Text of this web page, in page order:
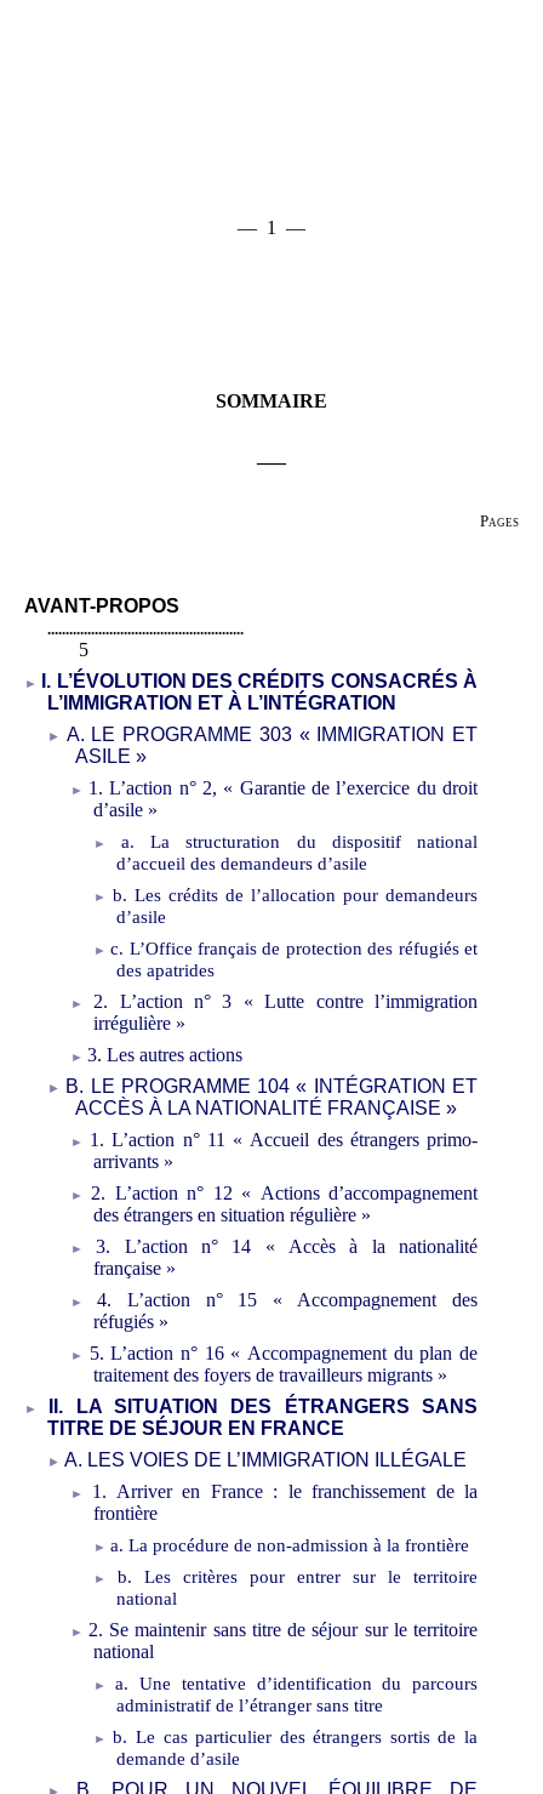
— 1 —
SOMMAIRE
Pages
AVANT-PROPOS
......................................................
5
I. L’ÉVOLUTION DES CRÉDITS CONSACRÉS À
L’IMMIGRATION ET À L’INTÉGRATION
A. LE PROGRAMME 303 «
IMMIGRATION ET
ASILE »
1.L’action n° 2, « Garantie de l’exercice du droit
d’asile »
a.Lastructuration du dispositif national
d’accueil des demandeurs d’asile
b. Les crédits de l’allocation pour demandeurs
d’asile
c. L’Office français de protection des réfugiés et
des apatrides
2. L’action n° 3 « Lutte contre l’immigration
irrégulière »
3. Les autres actions
B. LE PROGRAMME 104 «
INTÉGRATION ET
ACCÈS À LA NATIONALITÉ FRANÇAISE »
1.L’action n° 11 « Accueil des étrangers primo-
arrivants »
2. L’action n° 12 « Actions d’accompagnement
des étrangers en situation régulière »
3. L’action n° 14 «
Accès à la nationalité
française »
4.L’action n° 15 «
Accompagnement des
réfugiés »
5.L’action n° 16 « Accompagnement du plan de
traitement des foyers de travailleurs migrants »
II.
LA SITUATION DES ÉTRANGERSSANS
TITRE DE SÉJOUR EN FRANCE
A. LES VOIES DE L’IMMIGRATION ILLÉGALE
1. Arriver en France : le franchissement de la
frontière
a. La procédure de non-admission à la frontière
b. Les critères pour entrer sur le territoire
national
2. Se maintenir sans titre de séjoursur le territoire
national
a.Une tentative d’identification du parcours
administratif de l’étranger sans titre
b. Le cas particulier des étrangers sortisde la
demande d’asile